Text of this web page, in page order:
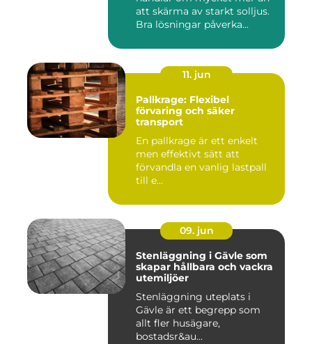
att skärma av starkt solljus.
Bra lösningar påverka...
11. jun
Pallkrage: Flexibel
förvaring och säker
transport
En pallkrage är ett enkelt
men effektivt sätt att
förvandla en vanlig lastpall
till e...
09. jun
Stenläggning i Gävle som
skapar hållbara och vackra
utemiljöer
Stenläggning uteplats i
Gävle är ett begrepp som
allt fler husägare,
bostadsr&au...